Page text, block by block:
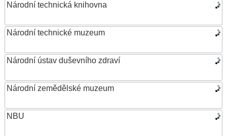
Národní technická knihovna
Národní technické muzeum
Národní ústav duševního zdraví
Národní zemědělské muzeum
NBU